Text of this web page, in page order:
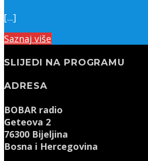
[...]
Saznaj više
SLIJEDI NA PROGRAMU
ADRESA
BOBAR radio
Geteova 2
76300 Bijeljina
Bosna i Hercegovina